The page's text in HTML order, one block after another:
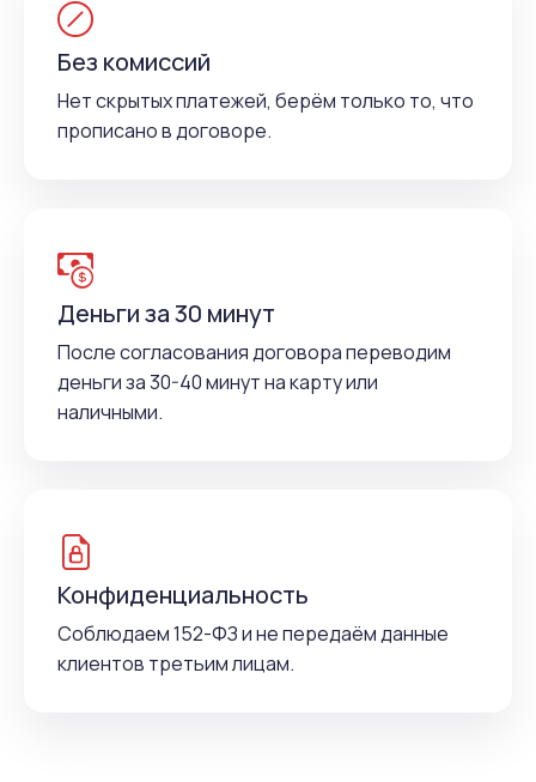
Без комиссий
Нет скрытых платежей, берём только то, что
прописано в договоре.
Деньги за 30 минут
После согласования договора переводим
деньги за 30-40 минут на карту или
наличными.
Конфиденциальность
Соблюдаем 152-ФЗ и не передаём данные
клиентов третьим лицам.